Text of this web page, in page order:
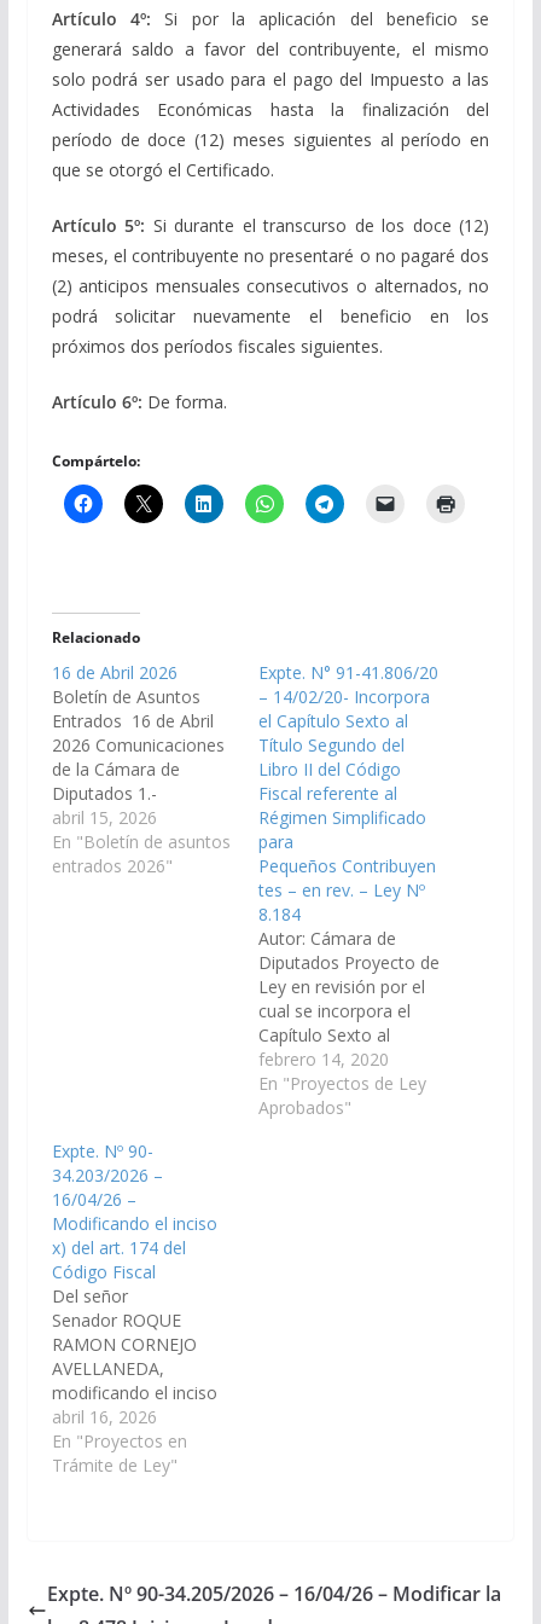
Artículo 4º: Si por la aplicación del beneficio se
generará saldo a favor del contribuyente, el mismo
solo podrá ser usado para el pago del Impuesto a las
Actividades Económicas hasta la finalización del
período de doce (12) meses siguientes al período en
que se otorgó el Certificado.
Artículo 5º: Si durante el transcurso de los doce (12)
meses, el contribuyente no presentaré o no pagaré dos
(2) anticipos mensuales consecutivos o alternados, no
podrá solicitar nuevamente el beneficio en los
próximos dos períodos fiscales siguientes.
Artículo 6º: De forma.
Compártelo:
Relacionado
16 de Abril 2026
Boletín de Asuntos
Entrados 16 de Abril
2026 Comunicaciones
de la Cámara de
Diputados 1.-
Comunica que en
Sesión celebrada el día
17 de marzo del
abril 15, 2026
En "Boletín de asuntos
entrados 2026"
Expte. N° 91-41.806/20
– 14/02/20- Incorpora
el Capítulo Sexto al
Título Segundo del
Libro II del Código
Fiscal referente al
Régimen Simplificado
para
Pequeños Contribuyen
tes – en rev. – Ley Nº
8.184
Autor: Cámara de
Diputados Proyecto de
Ley en revisión por el
cual se incorpora el
Capítulo Sexto al
Título Segundo del
Libro II del Código
Fiscal referente al
febrero 14, 2020
En "Proyectos de Ley
Aprobados"
Expte. Nº 90-
34.203/2026 –
16/04/26 –
Modificando el inciso
x) del art. 174 del
Código Fiscal
Del señor
Senador ROQUE
RAMON CORNEJO
AVELLANEDA,
modificando el inciso
x) del art. 174 del
Código Fiscal de la
Provincia. (Expte. Nº
Previsional). Proyecto
de Ley El Senado y la
abril 16, 2026
En "Proyectos en
Trámite de Ley"
Expte. Nº 90-34.205/2026 – 16/04/26 – Modificar la